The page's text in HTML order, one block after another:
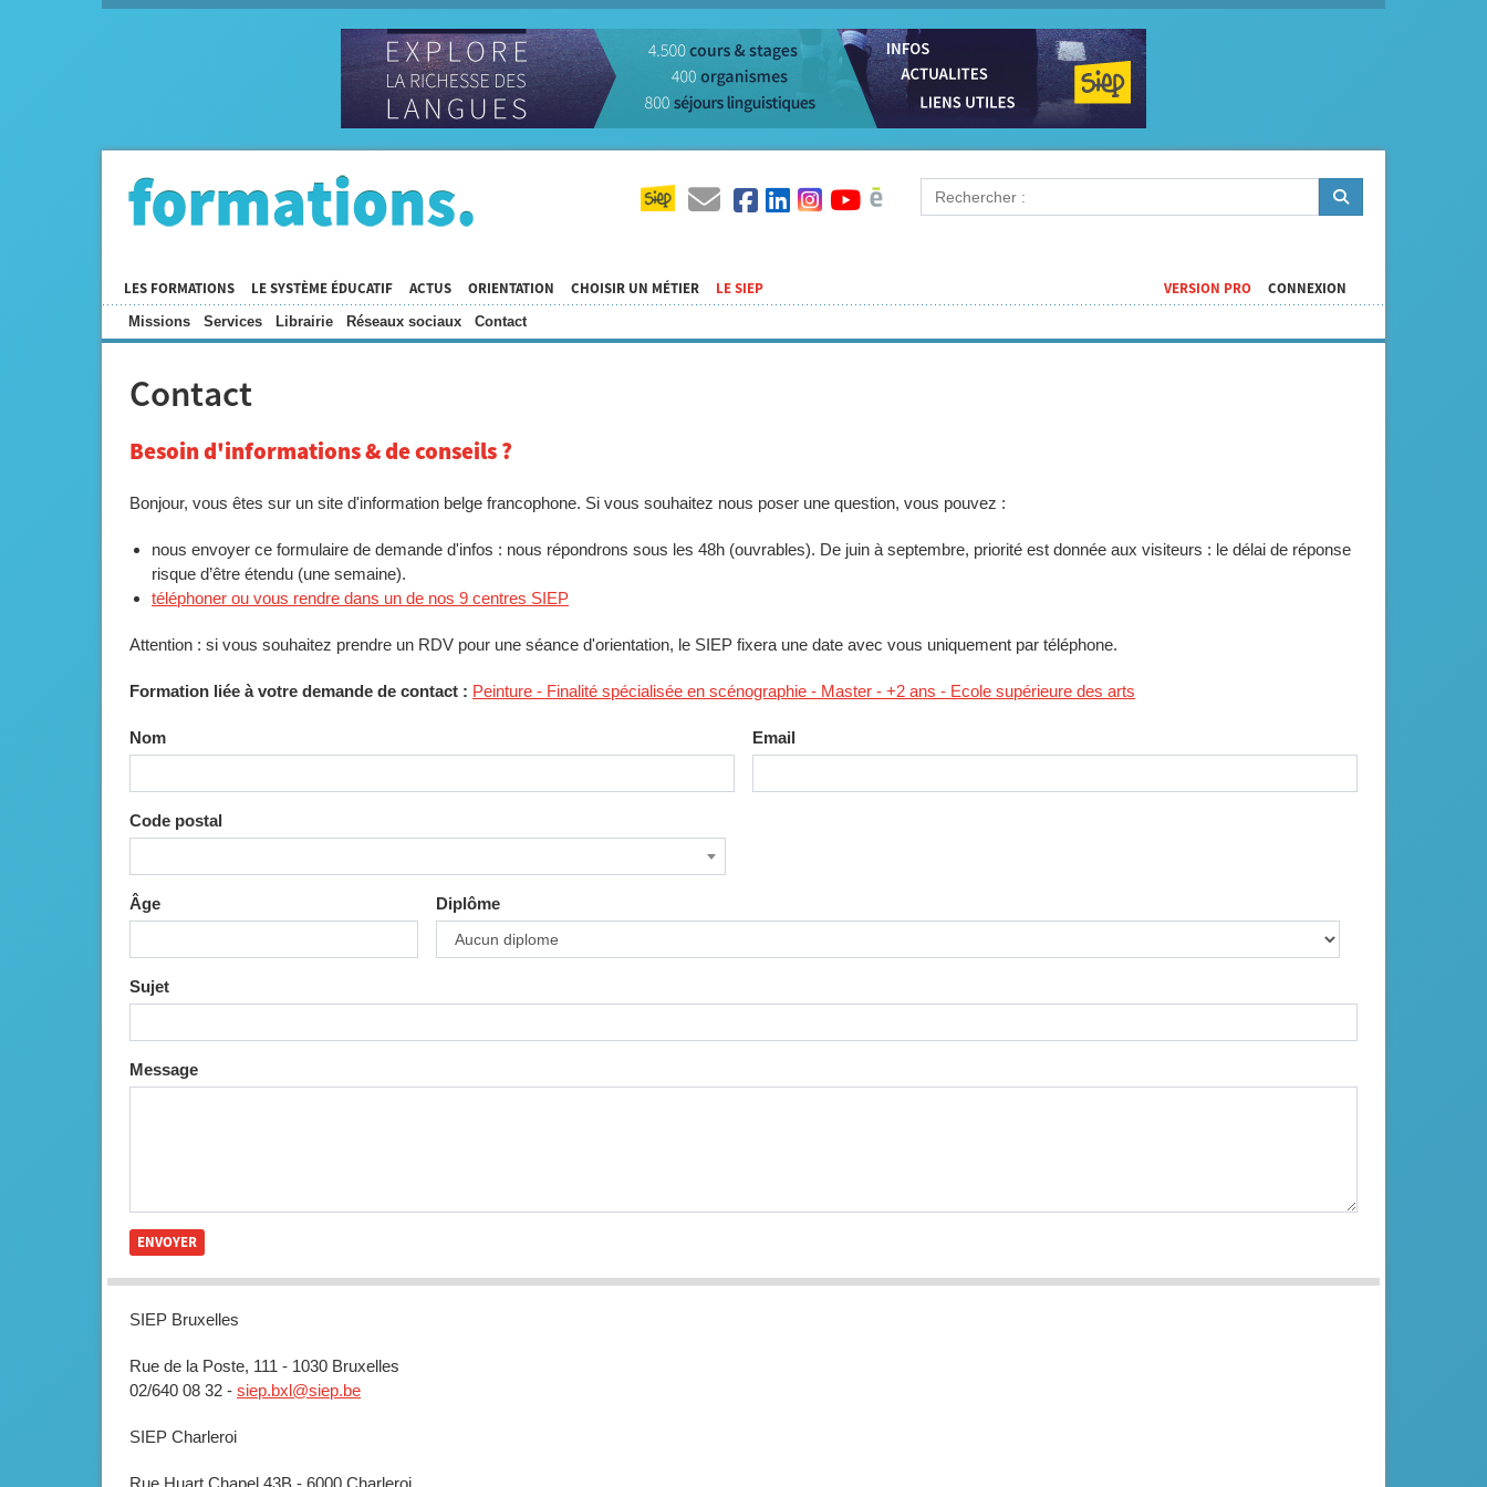
LES FORMATIONS LE SYSTÈME ÉDUCATIF ACTUS ORIENTATION CHOISIR UN MÉTIER LE SIEP
Missions Services Librairie Réseaux sociaux Contact
CONNEXION
VERSION PRO
Contact
Besoin d'informations & de conseils ?
Bonjour, vous êtes sur un site d'information belge francophone. Si vous souhaitez nous poser une question, vous pouvez :
nous envoyer ce formulaire de demande d'infos : nous répondrons sous les 48h (ouvrables). De juin à septembre, priorité est donnée aux visiteurs : le délai de réponse
risque d’être étendu (une semaine).
téléphoner ou vous rendre dans un de nos 9 centres SIEP
Attention : si vous souhaitez prendre un RDV pour une séance d'orientation, le SIEP fixera une date avec vous uniquement par téléphone.
Formation liée à votre demande de contact : Peinture - Finalité spécialisée en scénographie - Master - +2 ans - Ecole supérieure des arts
Nom Email
Code postal
Âge Diplôme
Sujet
Message
SIEP Bruxelles
Rue de la Poste, 111 - 1030 Bruxelles
02/640 08 32 - siep.bxl@siep.be
SIEP Charleroi
Rue Huart Chapel 43B - 6000 Charleroi